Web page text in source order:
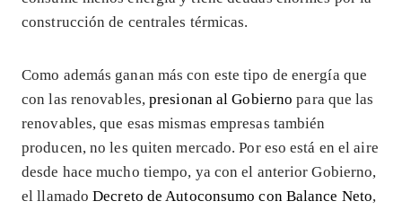
construcción de centrales térmicas.
Como además ganan más con este tipo de energía que
con las renovables,presionan al Gobierno para que las
renovables, que esas mismas empresas también
producen, no les quiten mercado. Por eso está en el aire
desde hace mucho tiempo, ya con el anterior Gobierno,
el llamadoDecreto de Autoconsumo con Balance Neto,